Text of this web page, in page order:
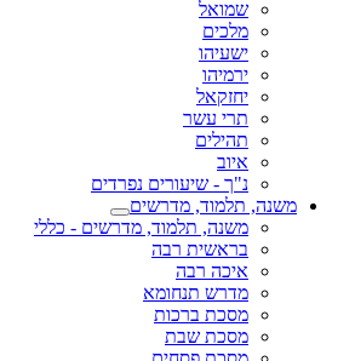
שמואל
מלכים
ישעיהו
ירמיהו
יחזקאל
תרי עשר
תהילים
איוב
נ"ך - שיעורים נפרדים
משנה, תלמוד, מדרשים
משנה, תלמוד, מדרשים - כללי
בראשית רבה
איכה רבה
מדרש תנחומא
מסכת ברכות
מסכת שבת